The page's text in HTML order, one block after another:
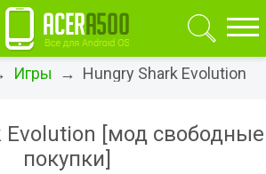
Игры → Hungry Shark Evolution
Evolution [мод свободные
покупки]